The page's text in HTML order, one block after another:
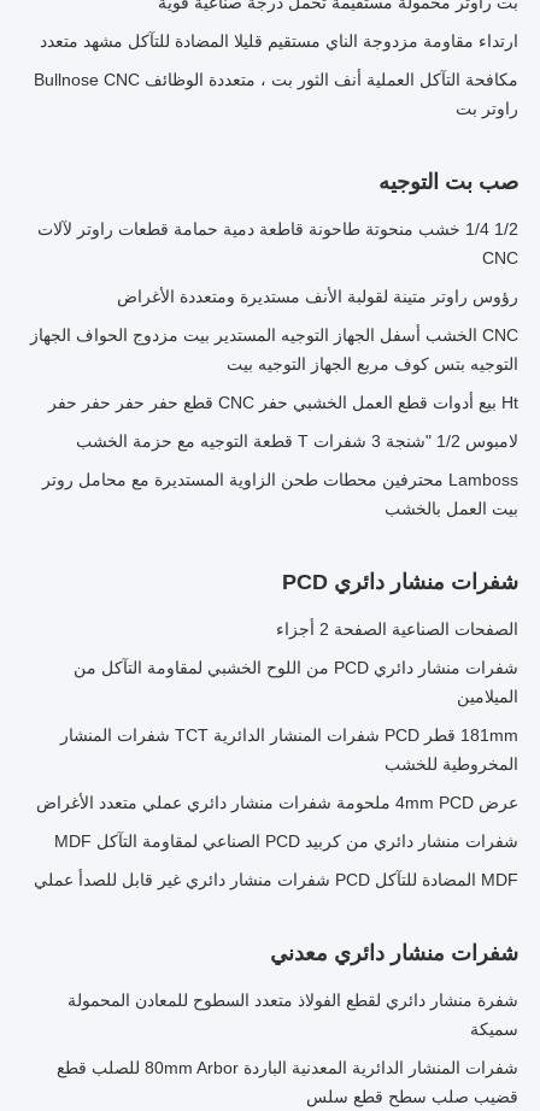
ارتداء مقاومة مزدوجة الناي مستقيم قليلا المضادة للتآكل مشهد متعدد
مكافحة التآكل العملية أنف الثور بت ، متعددة الوظائف Bullnose CNC
راوتر بت
صب بت التوجيه
1/2 1/4 خشب منحوتة طاحونة قاطعة دمية حمامة قطعات راوتر لآلات
CNC
رؤوس راوتر متينة لقولبة الأنف مستديرة ومتعددة الأغراض
CNC الخشب أسفل الجهاز التوجيه المستدير بيت مزدوج الحواف الجهاز
التوجيه بتس كوف مربع الجهاز التوجيه بيت
Ht بيع أدوات قطع العمل الخشبي حفر CNC قطع حفر حفر حفر حفر
لامبوس 1/2 "شنجة 3 شفرات T قطعة التوجيه مع حزمة الخشب
Lamboss محترفين محطات طحن الزاوية المستديرة مع محامل روتر
بيت العمل بالخشب
شفرات منشار دائري PCD
الصفحات الصناعية الصفحة 2 أجزاء
شفرات منشار دائري PCD من اللوح الخشبي لمقاومة التآكل من
الميلامين
181mm قطر PCD شفرات المنشار الدائرية TCT شفرات المنشار
المخروطية للخشب
عرض 4mm PCD ملحومة شفرات منشار دائري عملي متعدد الأغراض
شفرات منشار دائري من كربيد PCD الصناعي لمقاومة التآكل MDF
MDF المضادة للتآكل PCD شفرات منشار دائري غير قابل للصدأ عملي
شفرات منشار دائري معدني
شفرة منشار دائري لقطع الفولاذ متعدد السطوح للمعادن المحمولة
سميكة
شفرات المنشار الدائرية المعدنية الباردة 80mm Arbor للصلب قطع
قضيب صلب سطح قطع سلس